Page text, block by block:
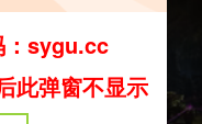
：sygu.cc
此弹窗不显示